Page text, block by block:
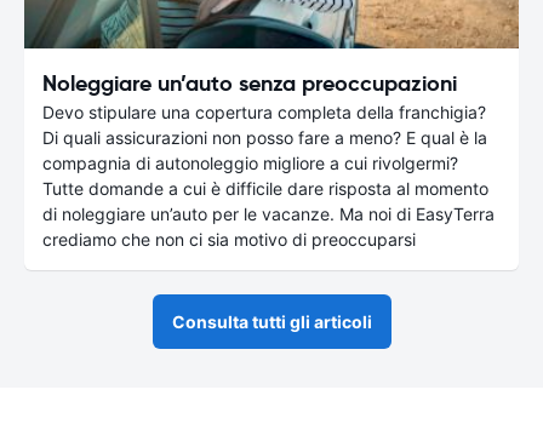
Noleggiare un’auto senza preoccupazioni
Devo stipulare una copertura completa della franchigia?
Di quali assicurazioni non posso fare a meno? E qual è la
compagnia di autonoleggio migliore a cui rivolgermi?
Tutte domande a cui è difficile dare risposta al momento
di noleggiare un’auto per le vacanze. Ma noi di EasyTerra
crediamo che non ci sia motivo di preoccuparsi
Consulta tutti gli articoli